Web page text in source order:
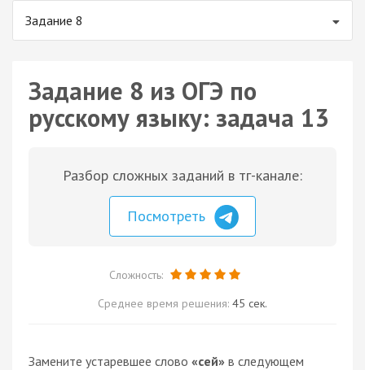
Задание 8
Задание 8 из ОГЭ по
русскому языку: задача 13
Разбор сложных заданий в тг-канале:
Посмотреть
Сложность:
Среднее время решения: 45 сек.
Замените устаревшее слово «сей» в следующем